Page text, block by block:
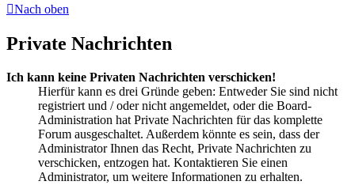
Nach oben
Private Nachrichten
Ich kann keine Privaten Nachrichten verschicken!
Hierfür kann es drei Gründe geben: Entweder Sie sind nicht
registriert und / oder nicht angemeldet, oder die Board-
Administration hat Private Nachrichten für das komplette
Forum ausgeschaltet. Außerdem könnte es sein, dass der
Administrator Ihnen das Recht, Private Nachrichten zu
verschicken, entzogen hat. Kontaktieren Sie einen
Administrator, um weitere Informationen zu erhalten.